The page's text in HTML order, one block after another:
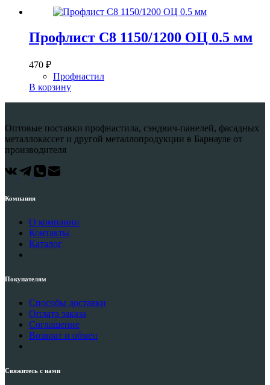
Профлист С8 1150/1200 ОЦ 0.5 мм
470 ₽
Профнастил
В корзину
Оптовые поставки профнастила, сэндвич-панелей, фасадных
металлокассет и другой металлопродукции в Барнауле от
производителя
Компания
О компании
Контакты
Каталог
Покупателям
Способы доставки
Оплата заказа
Соглашение
Возврат и обмен
Свяжитесь с нами